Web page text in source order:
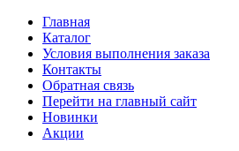
Главная
Каталог
Условия выполнения заказа
Контакты
Обратная связь
Перейти на главный сайт
Новинки
Акции